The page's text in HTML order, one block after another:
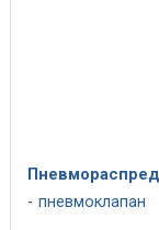
пневмоклапан